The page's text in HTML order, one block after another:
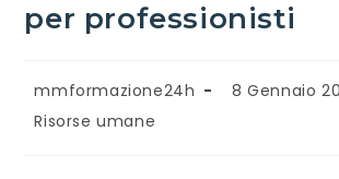
per professionisti
mmformazione24h
8 Gennaio
Risorse umane